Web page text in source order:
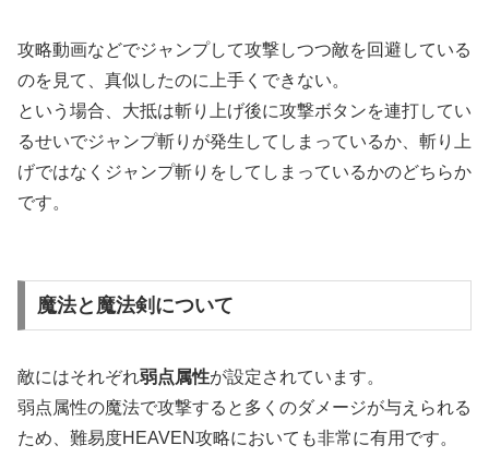
攻略動画などでジャンプして攻撃しつつ敵を回避している
のを見て、真似したのに上手くできない。
という場合、大抵は斬り上げ後に攻撃ボタンを連打してい
るせいでジャンプ斬りが発生してしまっているか、斬り上
げではなくジャンプ斬りをしてしまっているかのどちらか
です。
魔法と魔法剣について
敵にはそれぞれ弱点属性が設定されています。
弱点属性の魔法で攻撃すると多くのダメージが与えられる
ため、難易度HEAVEN攻略においても非常に有用です。